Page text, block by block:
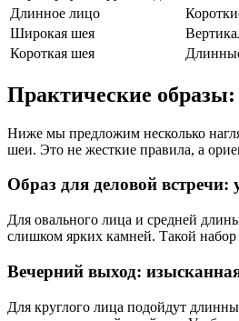
Длинное лицо
Широкая шея
Короткая шея
Практические
Ниже мы предложим несколько
шеи. Это не жесткие правила, а
Образ для деловой встречи:
Для овального лица и средней
слишком ярких камней. Такой
Вечерний выход:
Для круглого лица подойдут